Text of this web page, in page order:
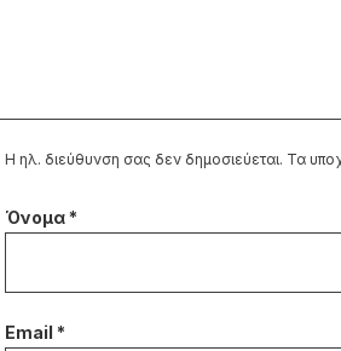
Η ηλ. διεύθυνση σας δεν δημοσιεύεται. Τα